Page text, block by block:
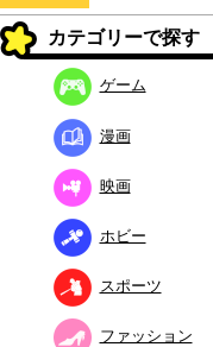
カテゴリーで探す
ゲーム
漫画
映画
ホビー
スポーツ
ファッション